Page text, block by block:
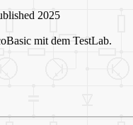
2025
mit dem TestLab.